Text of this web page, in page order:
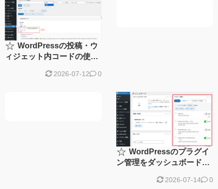
☆ WordPressの投稿・ウ
ィジェット内コードの使用
Search Tool」を作ってみ
2026-07-12 0
☆ WordPressのプラグイ
ン管理をダッシュボード
る便利ツール「Plugin
2026-07-14 0